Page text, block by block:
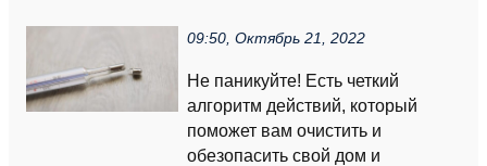
09:50, Октябрь 21, 2022
Не паникуйте! Есть четкий
алгоритм действий, который
поможет вам очистить и
обезопасить свой дом и